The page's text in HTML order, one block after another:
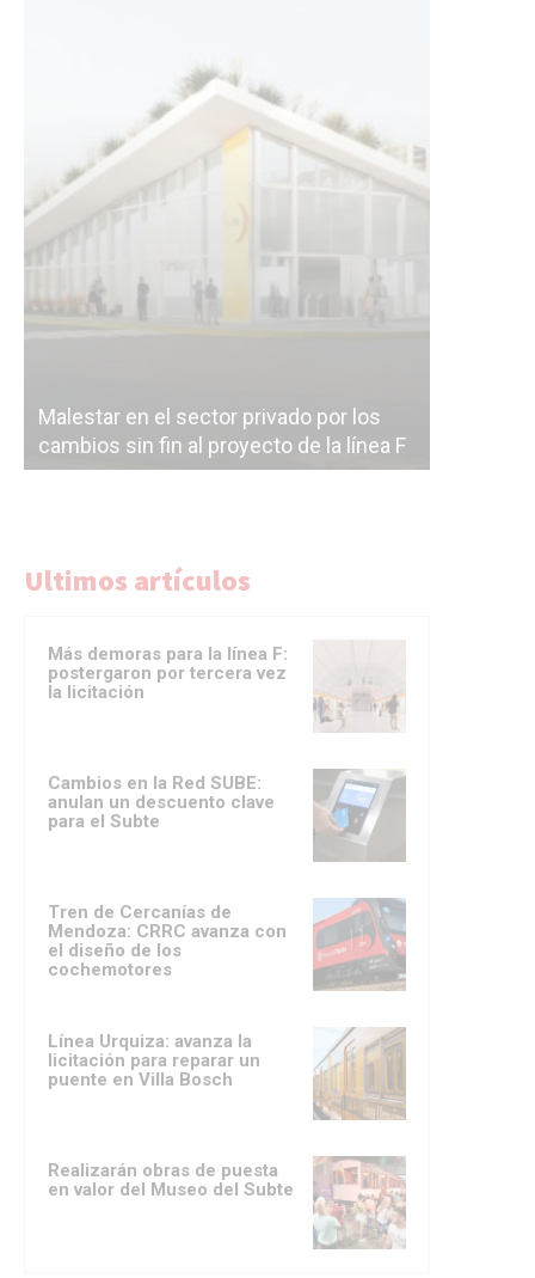
Malestar en el sector privado por los
cambios sin fin al proyecto de la línea F
Ultimos artículos
Más demoras para la línea F:
postergaron por tercera vez
la licitación
Cambios en la Red SUBE:
anulan un descuento clave
para el Subte
Tren de Cercanías de
Mendoza: CRRC avanza con
el diseño de los
cochemotores
Línea Urquiza: avanza la
licitación para reparar un
puente en Villa Bosch
Realizarán obras de puesta
en valor del Museo del Subte